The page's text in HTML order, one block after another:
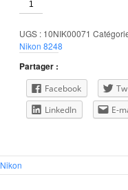
de
10x50
Aculon
UGS : 10NIK00071
Nikon 8248
Partager :
Facebook
LinkedIn
E-
Nikon